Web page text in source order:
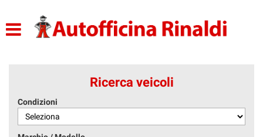
ACQUISTIAMO USATO
Ricerca veicoli
Condizioni